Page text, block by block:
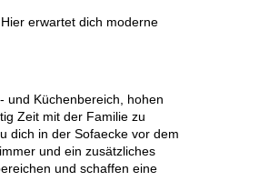
erwartet dich moderne
und Küchenbereich, hohen
Zeit mit der Familie zu
dich in der Sofaecke vor dem
und ein zusätzliches
und schaffen eine